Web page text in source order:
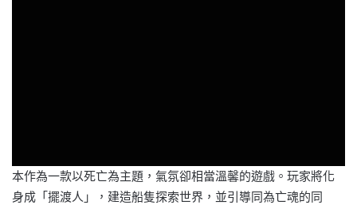
本作為一款以死亡為主題，氣氛卻相當溫馨的遊戲。玩家將化
身成「擺渡人」，建造船隻探索世界，並引導同為亡魂的同